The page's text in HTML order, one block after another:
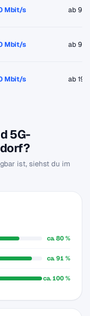
Mbit/s ab
Mbit/s ab
Mbit/s ab
5G-
ist, siehst du im
ca. 80 %
ca. 91 %
ca. 100 %